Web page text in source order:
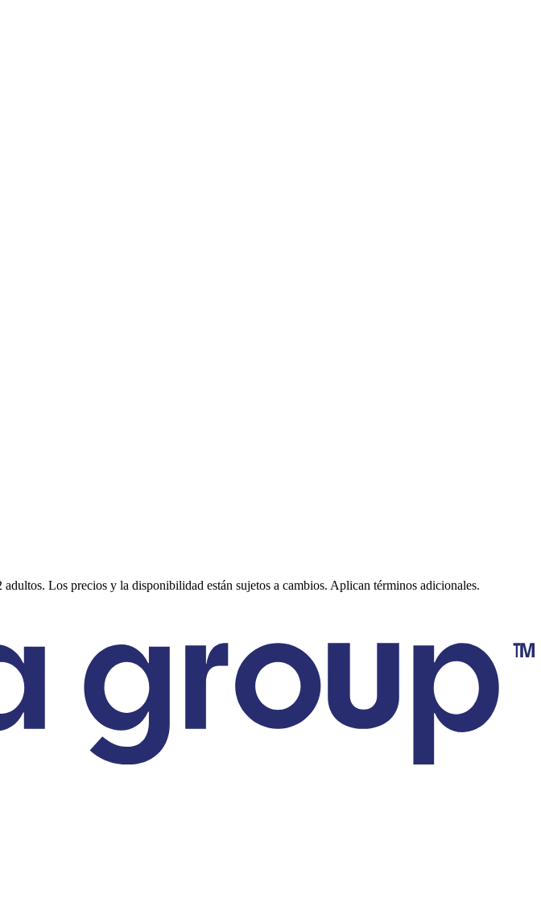
Los precios y la disponibilidad están sujetos a cambios. Aplican términos adicionales.